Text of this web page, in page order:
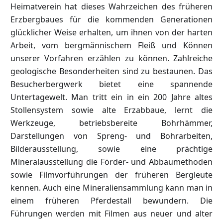
Heimatverein hat dieses Wahrzeichen des früheren
Erzbergbaues für die kommenden Generationen
glücklicher Weise erhalten, um ihnen von der harten
Arbeit, vom bergmännischem Fleiß und Können
unserer Vorfahren erzählen zu können. Zahlreiche
geologische Besonderheiten sind zu bestaunen. Das
Besucherbergwerk bietet eine spannende
Untertagewelt. Man tritt ein in ein 200 Jahre altes
Stollensystem sowie alte Erzabbaue, lernt die
Werkzeuge, betriebsbereite Bohrhämmer,
Darstellungen von Spreng- und Bohrarbeiten,
Bilderausstellung, sowie eine prächtige
Mineralausstellung die Förder- und Abbaumethoden
sowie Filmvorführungen der früheren Bergleute
kennen. Auch eine Mineraliensammlung kann man in
einem früheren Pferdestall bewundern. Die
Führungen werden mit Filmen aus neuer und alter